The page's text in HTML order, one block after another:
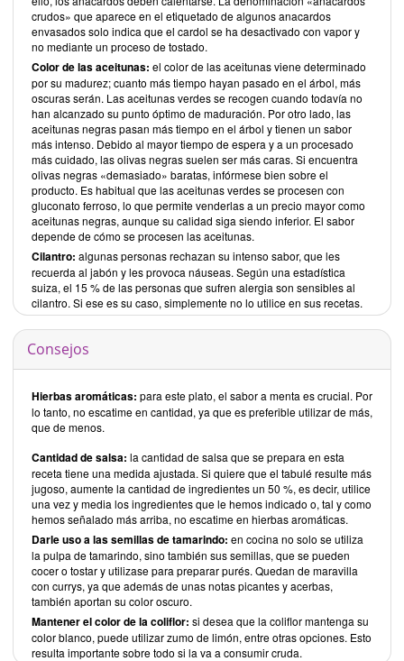
crudos» que aparece en el etiquetado de algunos anacardos
envasados solo indica que el cardol se ha desactivado con vapor y
no mediante un proceso de tostado.
Color de las aceitunas: el color de las aceitunas viene determinado
por su madurez; cuanto más tiempo hayan pasado en el árbol, más
oscuras serán. Las aceitunas verdes se recogen cuando todavía no
han alcanzado su punto óptimo de maduración. Por otro lado, las
aceitunas negras pasan más tiempo en el árbol y tienen un sabor
más intenso. Debido al mayor tiempo de espera y a un procesado
más cuidado, las olivas negras suelen ser más caras. Si encuentra
olivas negras «demasiado» baratas, infórmese bien sobre el
producto. Es habitual que las aceitunas verdes se procesen con
gluconato ferroso, lo que permite venderlas a un precio mayor como
aceitunas negras, aunque su calidad siga siendo inferior. El sabor
depende de cómo se procesen las aceitunas.
Cilantro: algunas personas rechazan su intenso sabor, que les
recuerda al jabón y les provoca náuseas. Según una estadística
suiza, el 15 % de las personas que sufren alergia son sensibles al
cilantro. Si ese es su caso, simplemente no lo utilice en sus recetas.
Consejos
Hierbas aromáticas: para este plato, el sabor a menta es crucial. Por
lo tanto, no escatime en cantidad, ya que es preferible utilizar de más,
que de menos.
Cantidad de salsa: la cantidad de salsa que se prepara en esta
receta tiene una medida ajustada. Si quiere que el tabulé resulte más
jugoso, aumente la cantidad de ingredientes un 50 %, es decir, utilice
una vez y media los ingredientes que le hemos indicado o, tal y como
hemos señalado más arriba, no escatime en hierbas aromáticas.
Darle uso a las semillas de tamarindo: en cocina no solo se utiliza
la pulpa de tamarindo, sino también sus semillas, que se pueden
cocer o tostar y utilizase para preparar purés. Quedan de maravilla
con currys, ya que además de unas notas picantes y acerbas,
también aportan su color oscuro.
Mantener el color de la coliflor: si desea que la coliflor mantenga su
color blanco, puede utilizar zumo de limón, entre otras opciones. Esto
resulta importante sobre todo si la va a consumir cruda.